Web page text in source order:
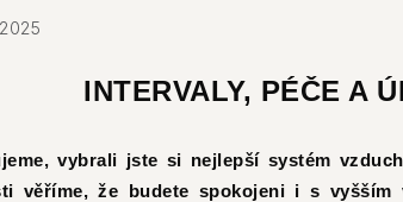
INTERVALY, PÉČE A
vybrali jste si nejlepší systém
věříme, že budete spokojeni i s